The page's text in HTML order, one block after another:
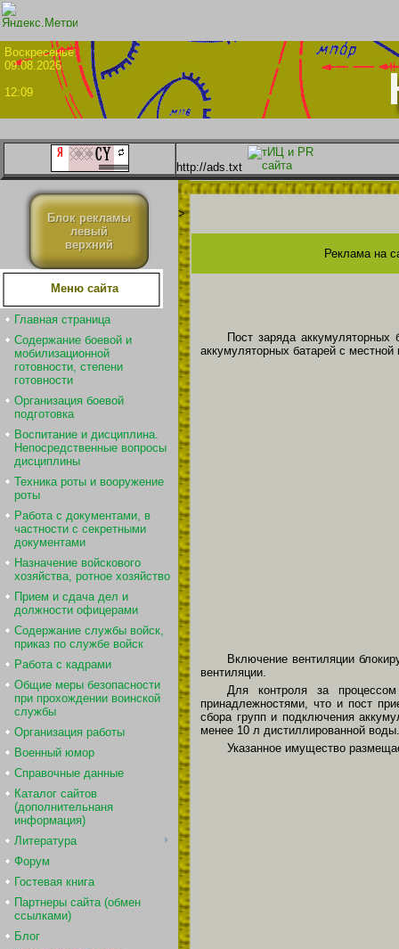
09.08.2026
12:09
http://ads.txt
Блок рекламы
левый
верхний
Меню сайта
Главная страница
Содержание боевой и
мобилизационной
готовности, степени
готовности
Организация боевой
подготовка
Воспитание и дисциплина.
Непосредственные вопросы
дисциплины
Техника роты и вооружение
роты
Работа с документами, в
частности с секретными
документами
Назначение войскового
хозяйства, ротное хозяйство
Прием и сдача дел и
должности офицерами
Содержание службы войск,
приказ по службе войск
Работа с кадрами
Общие меры безопасности
при прохождении воинской
службы
Организация работы
Военный юмор
Справочные данные
Каталог сайтов
(дополнительнаня
информация)
Литература
Форум
Гостевая книга
Партнеры сайта (обмен
ссылками)
Блог
>
Реклама на
Пост заряда аккумуляторных
аккумуляторных батарей с
Включение вентиляции
вентиляции.
Для контроля за
принадлежностями, что и пост
сбора групп и подключения
менее 10 л дистиллированной воды.
Указанное имущество